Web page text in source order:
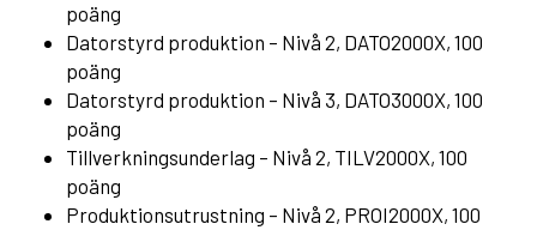
poäng
Datorstyrd produktion – Nivå 2, DATO2000X, 100
poäng
Datorstyrd produktion – Nivå 3, DATO3000X, 100
poäng
Tillverkningsunderlag – Nivå 2, TILV2000X, 100
poäng
Produktionsutrustning – Nivå 2, PROI2000X, 100